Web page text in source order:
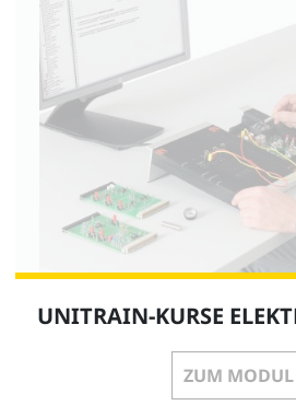
Kurs Elektrotechnik 8: Messen
UNITRAIN-KURSE
ZUM MODUL